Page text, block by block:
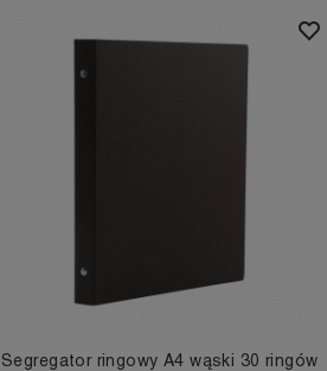
Segregator ringowy A4 wąski 30 ringów